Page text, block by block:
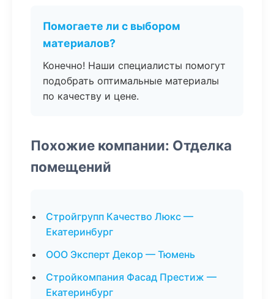
Помогаете ли с выбором
материалов?
Конечно! Наши специалисты помогут
подобрать оптимальные материалы
по качеству и цене.
Похожие компании: Отделка
помещений
Стройгрупп Качество Люкс —
Екатеринбург
ООО Эксперт Декор — Тюмень
Стройкомпания Фасад Престиж —
Екатеринбург